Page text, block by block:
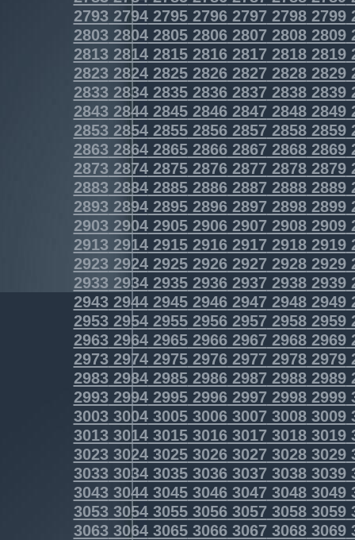
2793279427952796279727982799
2803280428052806280728082809
2813281428152816281728182819
2823282428252826282728282829
2833283428352836283728382839
2843284428452846284728482849
2853285428552856285728582859
2863286428652866286728682869
2873287428752876287728782879
2883288428852886288728882889
2893289428952896289728982899
2903290429052906290729082909
2913291429152916291729182919
2923292429252926292729282929
2933293429352936293729382939
2943294429452946294729482949
2953295429552956295729582959
2963296429652966296729682969
2973297429752976297729782979
2983298429852986298729882989
2993299429952996299729982999
3003300430053006300730083009
3013301430153016301730183019
3023302430253026302730283029
3033303430353036303730383039
3043304430453046304730483049
3053305430553056305730583059
3063306430653066306730683069